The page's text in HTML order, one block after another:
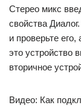
Стерео микс
свойства
и проверьте
это
вторичное
Видео: Как